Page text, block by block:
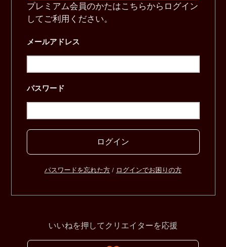
プレミアム会員のかたはこちらからログイン
してご利用ください。
メールアドレス
パスワード
ログイン
パスワードを忘れた方 / ログインでお困りの方
いいねを押してクリエイターを応援